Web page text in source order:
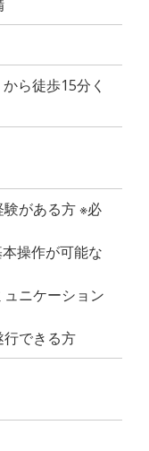
ら徒歩15分く
がある方 ※必
操作が可能な
ニケーション
できる方